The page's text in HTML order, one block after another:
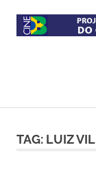
content
brasileiro
TAG: LUIZ